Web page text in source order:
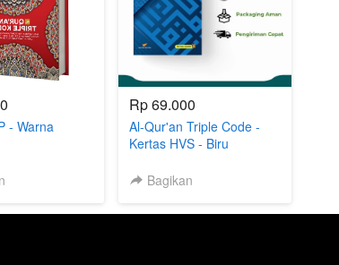
- Warna
Rp 69.000
Al-Qur'an Triple Code -
Kertas HVS - Biru
Bagikan